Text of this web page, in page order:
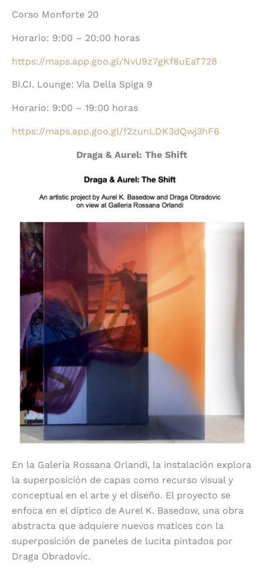
Corso Monforte 20
Horario: 9:00 – 20:00 horas
https://maps.app.goo.gl/NvU9z7gKf8uEaT728
BI.CI. Lounge: Via Della Spiga 9
Horario: 9:00 – 19:00 horas
https://maps.app.goo.gl/f2zunLDK3dQwj3hF6
Draga & Aurel: The Shift
En la Galería Rossana Orlandi, la instalación explora
la superposición de capas como recurso visual y
conceptual en el arte y el diseño. El proyecto se
enfoca en el díptico de Aurel K. Basedow, una obra
abstracta que adquiere nuevos matices con la
superposición de paneles de lucita pintados por
Draga Obradovic.